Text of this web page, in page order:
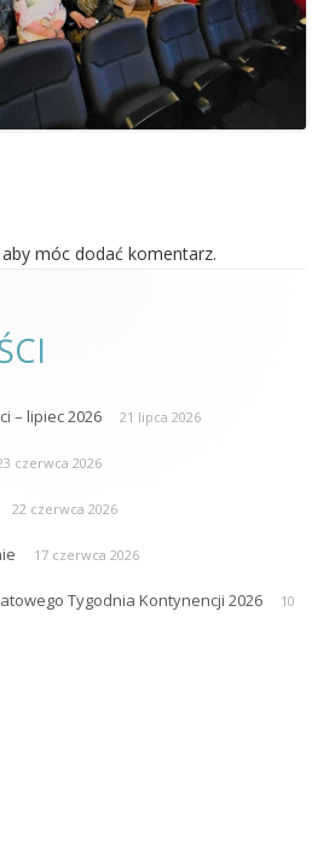
aby móc dodać komentarz.
– lipiec 2026 21 lipca 2026
czerwca 2026
22 czerwca 2026
17 czerwca 2026
Tygodnia Kontynencji 2026
10